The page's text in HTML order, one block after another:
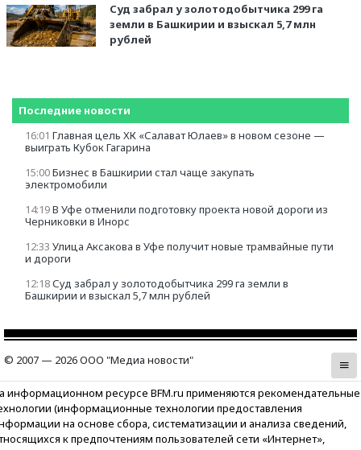
Суд забрал у золотодобытчика 299 га
земли в Башкирии и взыскал 5,7 млн
рублей
Последние новости
16:01 Главная цель ХК «Салават Юлаев» в новом сезоне —
выиграть Кубок Гагарина
15:00Бизнес в Башкирии стал чаще закупать
электромобили
14:19В Уфе отменили подготовку проекта новой дороги из
Черниковки в Инорс
12:33 Улица Аксакова в Уфе получит новые трамвайные пути
и дороги
12:18Суд забрал у золотодобытчика 299 га земли в
Башкирии и взыскал 5,7 млн рублей
© 2007 — 2026 ООО "Медиа новости"
информационном ресурсе BFM.ru применяются рекомендательные
(информационные технологии предоставления
на основе сбора, систематизации и анализа сведений,
к предпочтениям пользователей сети «Интернет»,